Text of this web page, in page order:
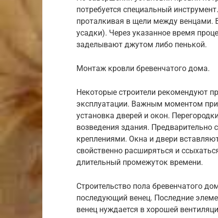
потребуется специальный
проталкивая в щели между венцами.
усадки). Через указанное время
заделывают джутом либо пенькой.
Монтаж кровли бревенчатого дома.
Некоторые строители рекомендуют
эксплуатации. Важным моментом при
установка дверей и окон.
возведения здания.
креплениями. Окна и двери
свойственно расширяться и
длительный промежуток времени.
Строительство пола бревенчатого
последующий венец. Последние
венец нуждается в хорошей